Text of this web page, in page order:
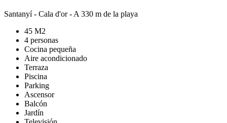
Santanyí- Cala d'or- A 330 m de la playa
45 M2
4 personas
Cocina pequeña
Aire acondicionado
Terraza
Piscina
Parking
Ascensor
Balcón
Jardín